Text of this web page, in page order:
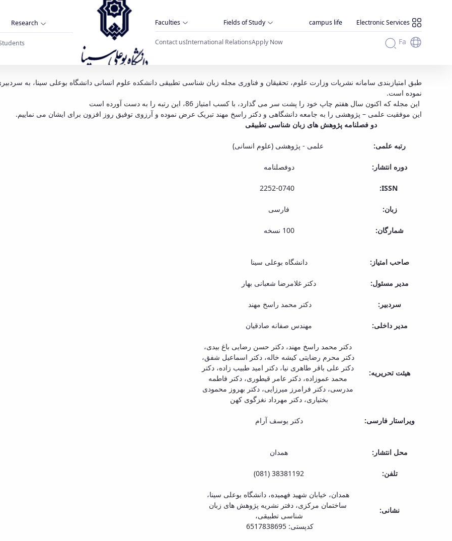
Research Faculties Fields of Study campus life Electronic Services
Contact usInternational RelationsApply Now Fa
رتبه دوم مجله زبان شناسی تطبیقی دانشکده علوم انسانی دانشگاه بوعلی سینا در امتیاز
طبق امتیازبندی سامانه نشریات وزارت علوم، تحقیقان و فناوری مجله زبان شناسی تطبیقی دانشکده علوم انسانی دانشگاه بوعلی سینا، به
نموده است.
این مجله که اکنون سال هفتم چاپ خود را پشت سر می گذارد، با کسب امتیاز 86، این رتبه را به دست آورده است
این موفقیت علمی – پژوهشی را به جامعه دانشگاهی و دکتر راسخ مهند تبریک عرض نموده و آرزوی توفیق روز افزون برای ایشان می نماییم.
دو فصلنامه پژوهش های زبان شناسی تطبیقی
رتبه علمی: علمی - پژوهشی (علوم انسانی)
دوره انتشار: دوفصلنامه
ISSN
:
2252-0740
زبان: فارسی
شمارگان: 100 نسخه
صاحب امتیاز: دانشگاه بوعلی سینا
مدیر مسئول: دکتر غلامرضا شعبانی بهار
سردبیر: دکتر محمد راسخ مهند
مدیر داخلی: مهندس صفانه صادقیان
هیئت تحریریه:
دکتر محمد راسخ مهند، دکتر حسن رضایی باغ بیدی،
دکتر محرم رضایتی کیشه خاله، دکتر اسماعیل شفق،
دکتر علی باقر طاهری نیا، دکتر امید طبیب زاده، دکتر
محمد عموزاده، دکتر عامر قیطوری، دکتر فاطمه
مدرسی، دکتر فرامرز میرزایی، دکتر بهروز محمودی
بختیاری، دکتر مهرداد نغزگوی کهن
ویراستار فارسی: دکتر یوسف آرام
محل انتشار: همدان
تلفن: 38381192 (081)
نشانی:
همدان، خیابان شهید فهمیده، دانشگاه بوعلی سینا،
ساختمان مرکزی، دفتر نشریه پژوهش های زبان
شناسی تطبیقی،
کدپستی: 6517838695